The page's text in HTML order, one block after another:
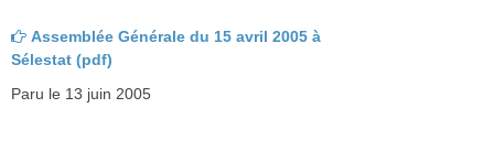
Assemblée Générale du 15 avril 2005 à
Sélestat (pdf)
Paru le 13 juin 2005